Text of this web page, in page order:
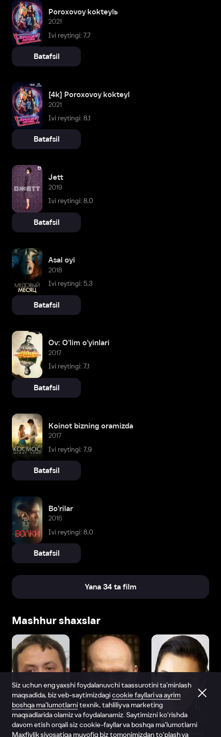
Poroxovoy kokteylь
2021
Ivi reytingi: 7,7
Batafsil
[4k] Poroxovoy kokteyl
2021
Ivi reytingi: 8,1
Batafsil
Jett
2019
Ivi reytingi: 8,0
Batafsil
Asal oyi
2018
Ivi reytingi: 5,3
Batafsil
Ov: O'lim o'yinlari
2017
Ivi reytingi: 7,1
Batafsil
Koinot bizning oramizda
2017
Ivi reytingi: 7,9
Batafsil
Bo'rilar
2016
Ivi reytingi: 8,0
Batafsil
Yana 34 ta film
Mashhur shaxslar
Vitaliy Shlyappo Sergey Burunov Tina Kandelaki
Siz uchun eng yaxshi foydalanuvchi taassurotini ta’minlash
maqsadida, biz veb-saytimizdagicookie fayllari va ayrim
boshqa ma’lumotlarnitexnik, tahliliy va marketing
maqsadlarida olamiz va foydalanamiz. Saytimizni ko‘rishda
davom etish orqali siz cookie-fayllar va boshqa ma’lumotlarni
Maxfiylik siyosatiga muvofiq biz tomonimizdan to‘plash va